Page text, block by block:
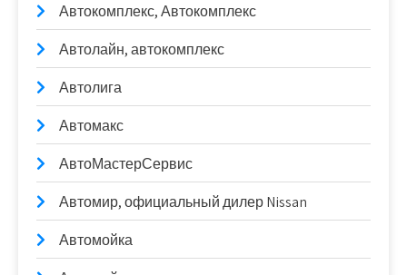
Автокомплекс, Автокомплекс
Автолайн, автокомплекс
Автолига
Автомакс
АвтоМастерСервис
Автомир, официальный дилер Nissan
Автомойка